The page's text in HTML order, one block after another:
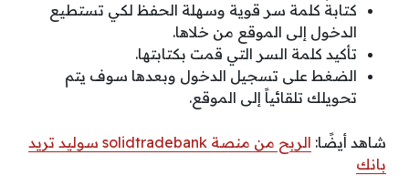
كتابة كلمة سر قوية وسهلة الحفظ لكي تستطيع
الدخول إلى الموقع من خلاها.
تأكيد كلمة السر التي قمت بكتابتها.
الضغط على تسجيل الدخول وبعدها سوف يتم
تحويلك تلقائياً إلى الموقع.
شاهد أيضًا:
الربح من منصة solidtradebank سوليد تريد
بانك